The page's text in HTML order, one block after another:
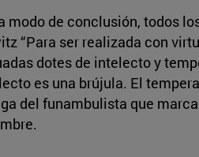
modo de conclusión, todos
“Para ser realizada con
dotes de intelecto y
es una brújula. El
del funambulista que